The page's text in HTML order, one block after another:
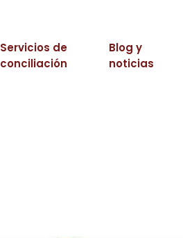
Servicios de
conciliación
Blog y
noticias